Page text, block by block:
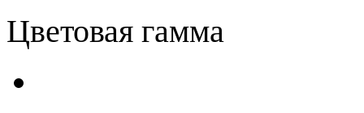
Цветовая гамма